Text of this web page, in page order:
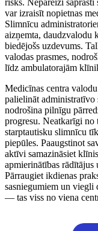
risks. Nepareizi
var izraisīt nopietnas
Slimnīcu
aizņemta, daudzvalodu
biedējošs uzdevums.
valodas prasmes,
līdz ambulatorajām
Medicīnas centra
palielināt administratīvo
nodrošina pilnīgu
progresu. Neatkarīgi
starptautisku slimnīcu
piepūles. Paaugstinot
aktīvi samazināsiet
apmierinātības
Pārraugiet ikdienas
sasniegumiem un
— tas viss no viena